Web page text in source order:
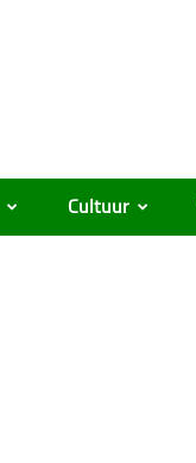
Cultuur